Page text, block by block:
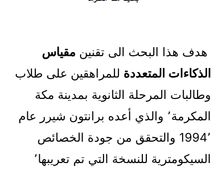
هدف هذا البحث الى تقنين مقياس
الذكاءات المتعددة للمراهقين على طلاب
وطالبات المرحلة الثانوية بمدينة مكة
المكرمة٬ والذي أعده برانتون شيرر عام
1994٬ والتحقق من جودة الخصائص
السيكومترية للنسخة التي تم تعريبها٬